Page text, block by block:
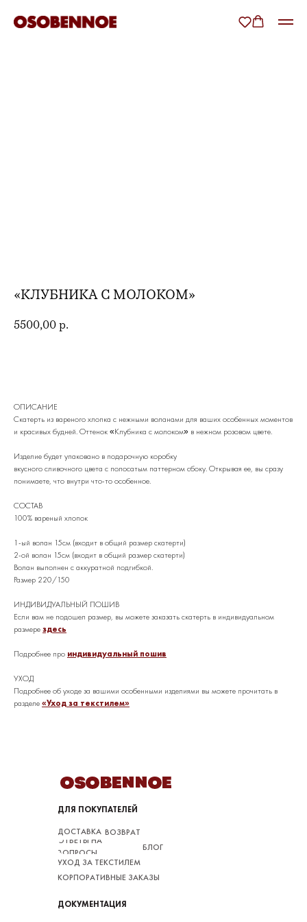
«КЛУБНИКА С МОЛОКОМ»
5500,00 р.
ОПИСАНИЕ
Скатерть из вареного хлопка с нежными воланами для ваших особенных моментов
и красивых будней. Оттенок «Клубника с молоком» в нежном розовом цвете.
Изделие будет упаковано в подарочную коробку
вкусного сливочного цвета с полосатым паттерном сбоку. Открывая ее, вы сразу
понимаете, что внутри что-то особенное.
СОСТАВ
100% вареный хлопок
1-ый волан 15см (входит в общий размер скатерти)
2-ой волан 15см (входит в общий размер скатерти)
Волан выполнен с аккуратной подгибкой.
Размер 220/150
ИНДИВИДУАЛЬНЫЙ ПОШИВ
Если вам не подошел размер, вы можете заказать скатерть в индивидуальном
размерездесь
Подробнее про индивидуальный пошив
УХОД
Подробнее об уходе за вашими особенными изделиями вы можете прочитать в
разделе«Уход за текстилем»
ДЛЯ ПОКУПАТЕЛЕЙ
ДОСТАВКА ВОЗВРАТ
ОТВЕТЫ НА
ВОПРОСЫ
БЛОГ
УХОД ЗА ТЕКСТИЛЕМ
КОРПОРАТИВНЫЕ ЗАКАЗЫ
ДОКУМЕНТАЦИЯ